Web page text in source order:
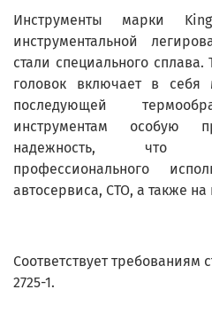
Инструменты марки
инструментальной
стали специального сплава.
головок включает в себя
последующей
инструментам особую
надежность, что
профессионального
автосервиса, СТО, а также на
Соответствует требованиям
2725-1.